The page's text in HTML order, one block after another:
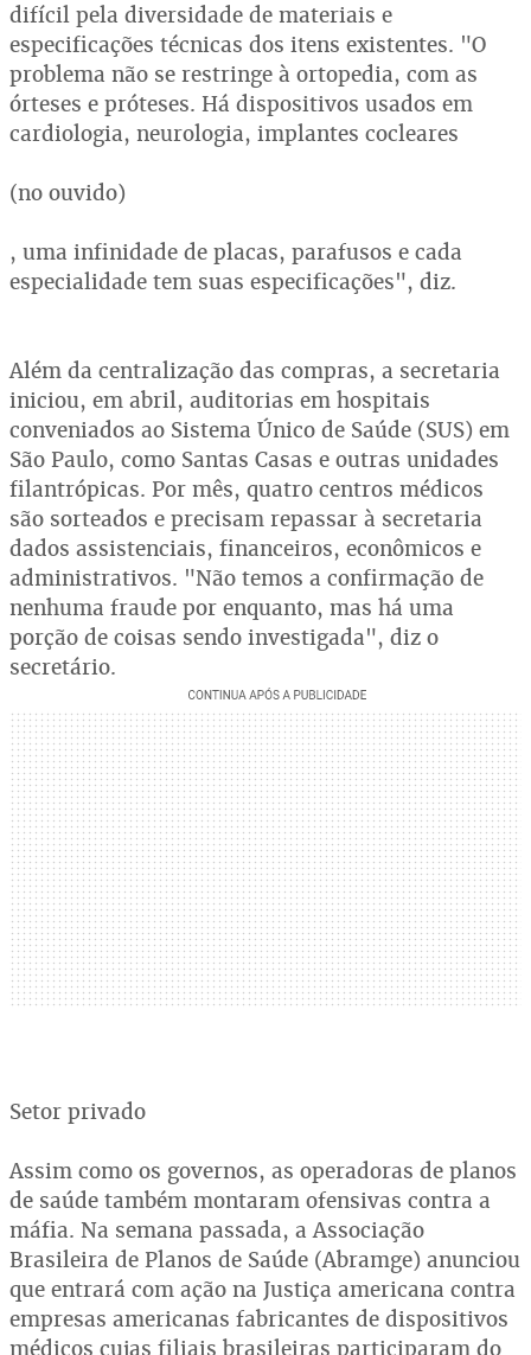
difícil pela diversidade de materiais e
especificações técnicas dos itens existentes. "O
problema não se restringe à ortopedia, com as
órteses e próteses. Há dispositivos usados em
cardiologia, neurologia, implantes cocleares
(no ouvido)
, uma infinidade de placas, parafusos e cada
especialidade tem suas especificações", diz.
Além da centralização das compras, a secretaria
iniciou, em abril, auditorias em hospitais
conveniados ao Sistema Único de Saúde (SUS) em
São Paulo, como Santas Casas e outras unidades
filantrópicas. Por mês, quatro centros médicos
são sorteados e precisam repassar à secretaria
dados assistenciais, financeiros, econômicos e
administrativos. "Não temos a confirmação de
nenhuma fraude por enquanto, mas há uma
porção de coisas sendo investigada", diz o
secretário.
Setor privado
Assim como os governos, as operadoras de planos
de saúde também montaram ofensivas contra a
máfia. Na semana passada, a Associação
Brasileira de Planos de Saúde (Abramge) anunciou
que entrará com ação na Justiça americana contra
empresas americanas fabricantes de dispositivos
médicos cujas filiais brasileiras participaram do